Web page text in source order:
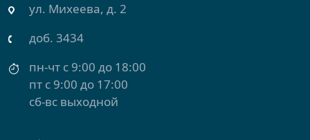
ул. Михеева, д. 2
доб. 3434
пн-чт с 9:00 до 18:00
пт с 9:00 до 17:00
сб-вс выходной